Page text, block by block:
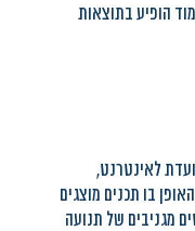
הופיע בתוצאות
לאינטרנט,
בו תכנים מוצגים
מגניבים של תנועה